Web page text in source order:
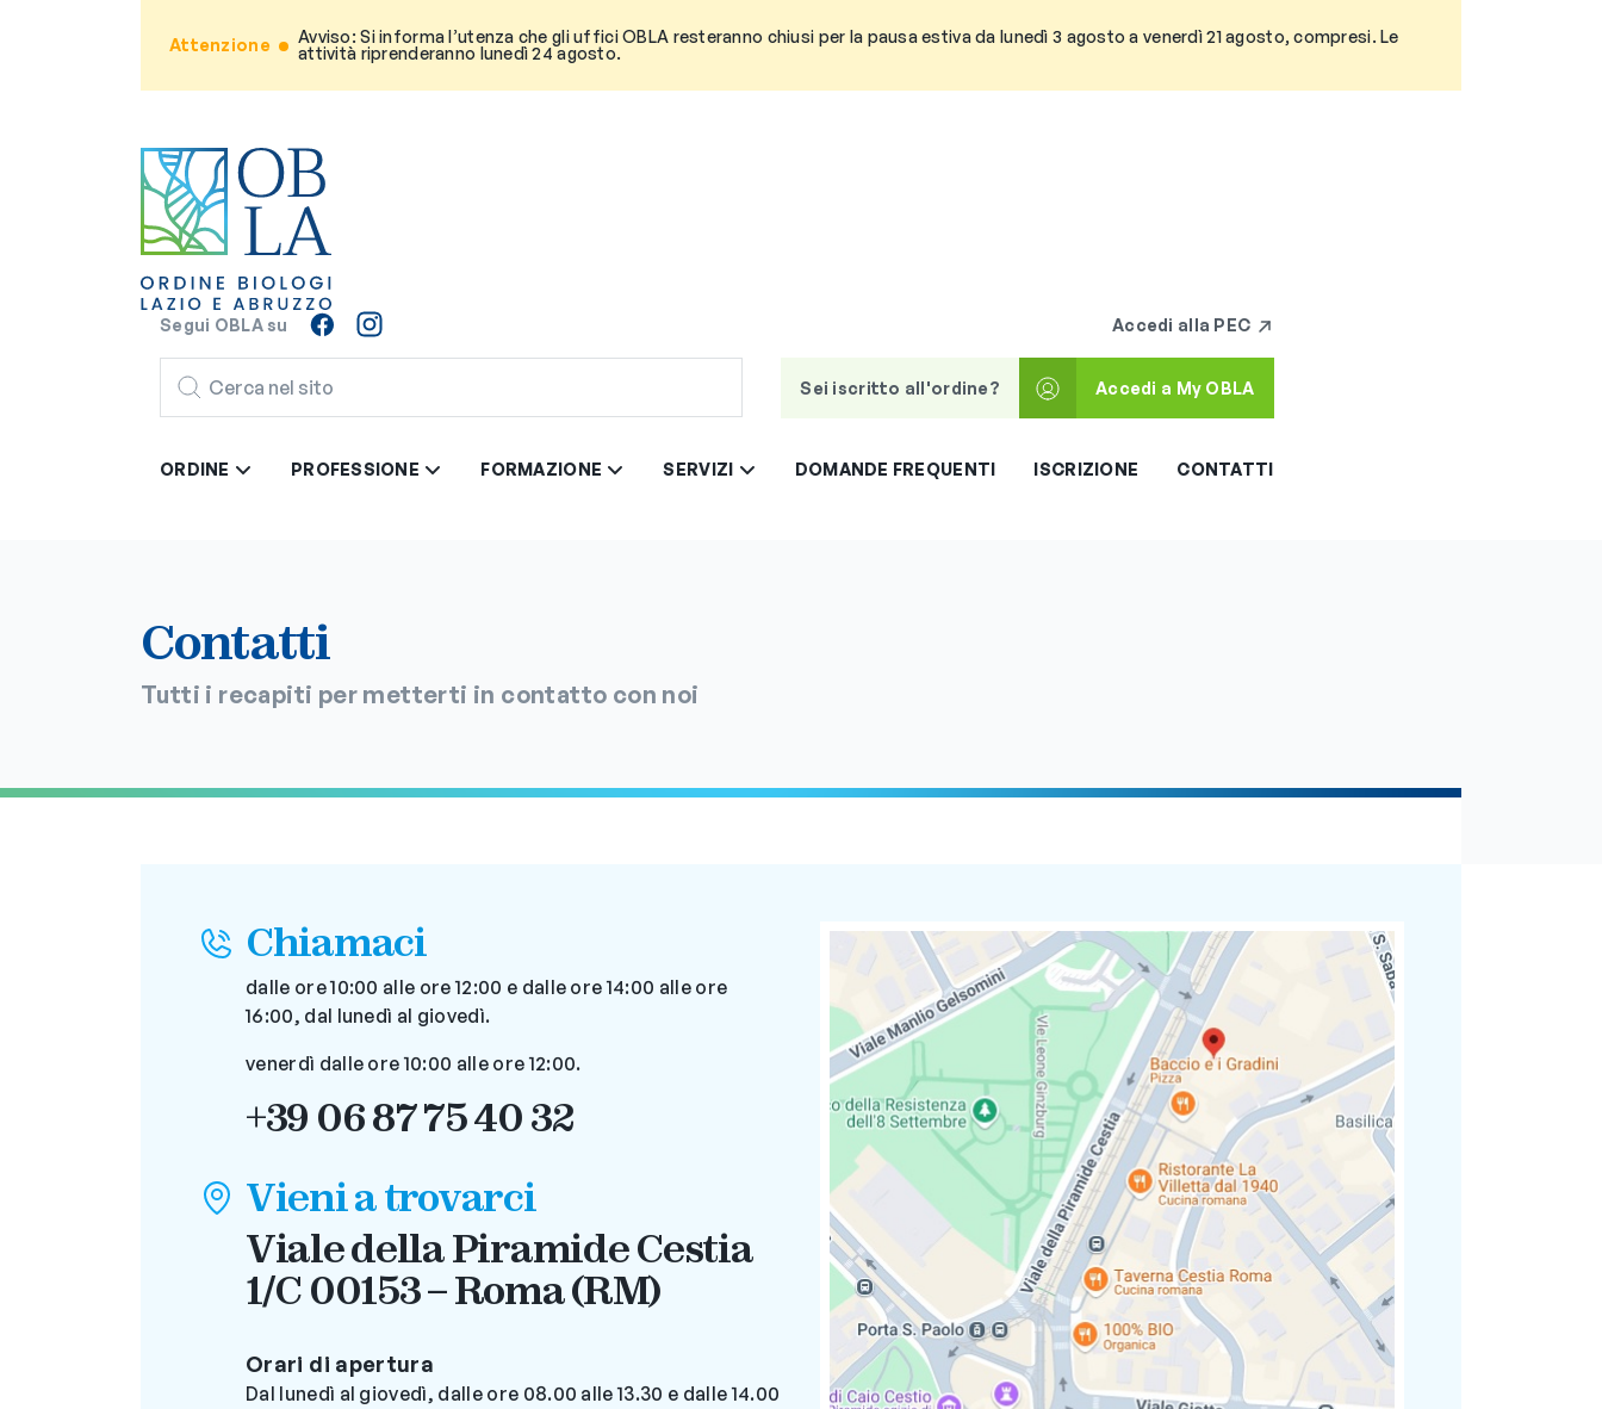
Attenzione
Avviso: Si informa l’utenza che gli uffici OBLA resteranno chiusi per la pausa estiva da lunedì 3 agosto a venerdì 21 agosto, compresi. Le
attività riprenderanno lunedì 24 agosto.
Segui OBLA su Accedi alla PEC
CERCA
Sei iscritto all'ordine?
Accedi a My OBLA
ORDINE PROFESSIONE FORMAZIONE SERVIZI DOMANDE FREQUENTI ISCRIZIONE CONTATTI
Contatti
Tutti i recapiti per metterti in contatto con noi
Chiamaci
dalle ore 10:00 alle ore 12:00 e dalle ore 14:00 alle ore
16:00, dal lunedì al giovedì.
venerdì dalle ore 10:00 alle ore 12:00.
+39 06 87 75 40 32
Vieni a trovarci
Viale della Piramide Cestia
1/C 00153 – Roma (RM)
Orari di apertura
Dal lunedì al giovedì, dalle ore 08.00 alle 13.30 e dalle 14.00